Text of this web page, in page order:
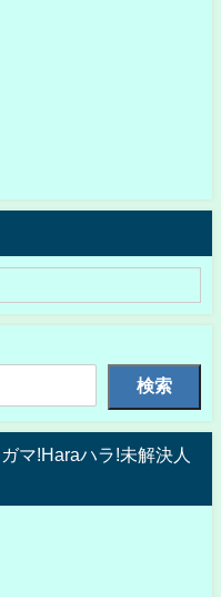
検索
マ!Haraハラ!未解決人